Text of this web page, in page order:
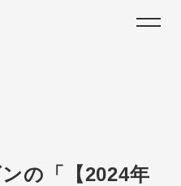
の「【2024年